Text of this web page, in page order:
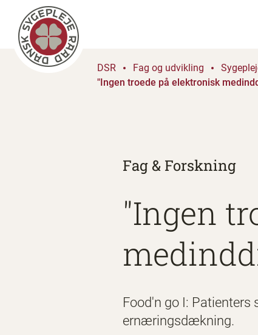
DSR Fag og udvikling
"Ingen troede på elektronisk
Fag & Forskning
"Ingen
Food'n go I: Patienters
ernæringsdækning.